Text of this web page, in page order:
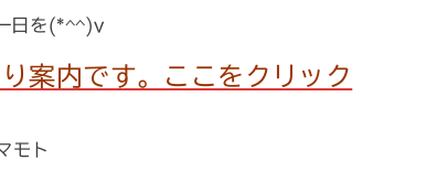
日を(*^^)v
案内です。ここをクリック
モト